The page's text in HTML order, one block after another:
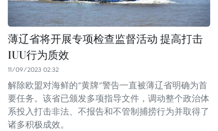
薄辽省将开展专项检查监督活动 提高打击
IUU行为质效
11/09/2023 02:32
解除欧盟对海鲜的“黄牌”警告一直被薄辽省明确为首
要任务。该省已颁发多项指导文件，调动整个政治体
系投入打击非法、不报告和不管制捕捞行为并取得了
诸多积极成效。